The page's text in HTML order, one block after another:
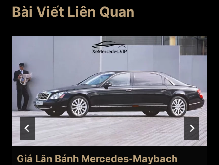
Bài Viết Liên Quan
Giá Lăn Bánh Mercedes-Maybach